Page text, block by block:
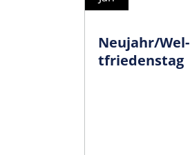
Neujahr/Wel­
tfriedenstag